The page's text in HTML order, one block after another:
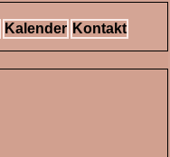
Kalender Kontakt